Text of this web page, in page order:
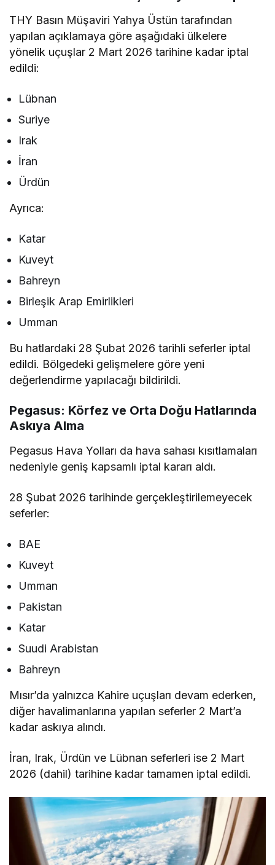
THY Basın Müşaviri Yahya Üstün tarafından
yapılan açıklamaya göre aşağıdaki ülkelere
yönelik uçuşlar 2 Mart 2026 tarihine kadar iptal
edildi:
Lübnan
Suriye
Irak
İran
Ürdün
Ayrıca:
Katar
Kuveyt
Bahreyn
Birleşik Arap Emirlikleri
Umman
Bu hatlardaki 28 Şubat 2026 tarihli seferler iptal
edildi. Bölgedeki gelişmelere göre yeni
değerlendirme yapılacağı bildirildi.
Pegasus: Körfez ve Orta Doğu Hatlarında
Askıya Alma
Pegasus Hava Yolları da hava sahası kısıtlamaları
nedeniyle geniş kapsamlı iptal kararı aldı.
28 Şubat 2026 tarihinde gerçekleştirilemeyecek
seferler:
BAE
Kuveyt
Umman
Pakistan
Katar
Suudi Arabistan
Bahreyn
Mısır’da yalnızca Kahire uçuşları devam ederken,
diğer havalimanlarına yapılan seferler 2 Mart’a
kadar askıya alındı.
İran, Irak, Ürdün ve Lübnan seferleri ise 2 Mart
2026 (dahil) tarihine kadar tamamen iptal edildi.